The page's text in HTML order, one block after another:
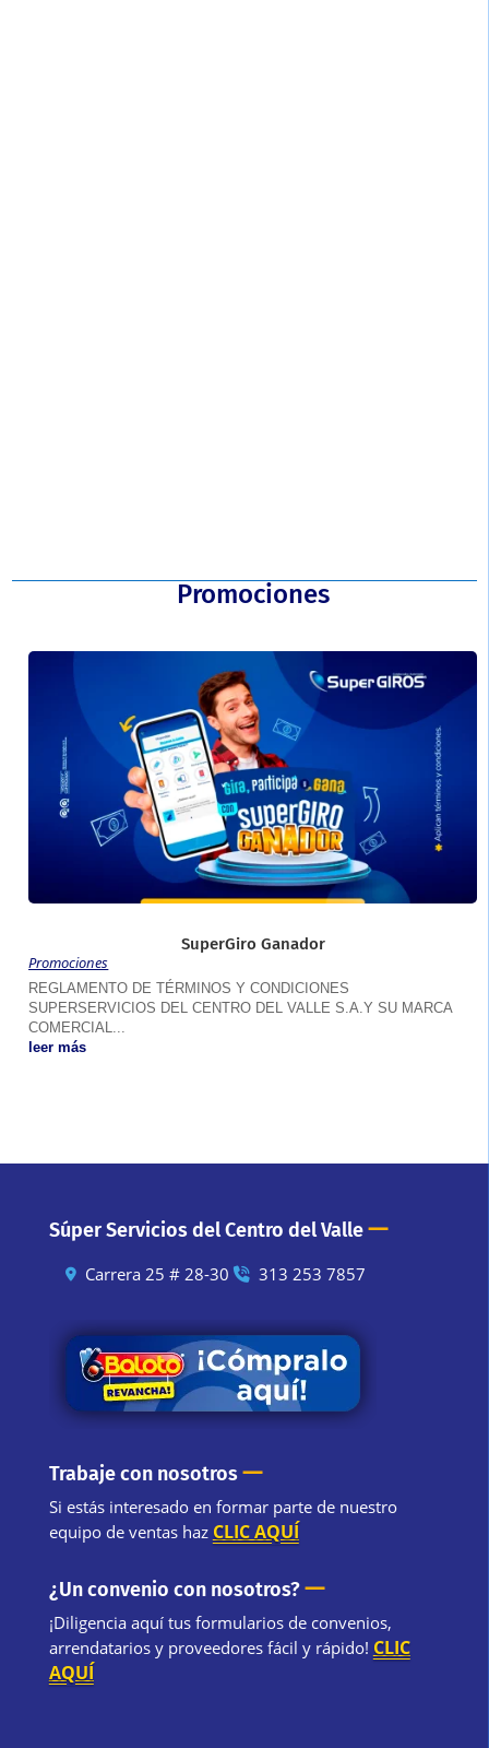
Promociones
SuperGiro Ganador
Promociones
REGLAMENTO DE TÉRMINOS Y CONDICIONES
SUPERSERVICIOS DEL CENTRO DEL VALLE S.A.Y SU MARCA
COMERCIAL...
leer más
Súper Servicios del Centro del Valle—
Carrera 25 # 28-30 313 253 7857
Trabaje con nosotros—
Si estás interesado en formar parte de nuestro
equipo de ventas haz CLIC AQUÍ
¿Un convenio con nosotros?—
¡Diligencia aquí tus formularios de convenios,
arrendatarios y proveedores fácil y rápido! CLIC
AQUÍ